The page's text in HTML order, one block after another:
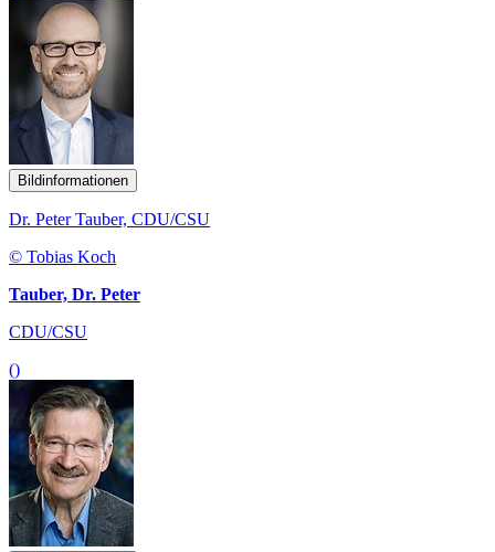
Bildinformationen
Dr. Peter Tauber, CDU/CSU
© Tobias Koch
Tauber, Dr. Peter
CDU/CSU
()